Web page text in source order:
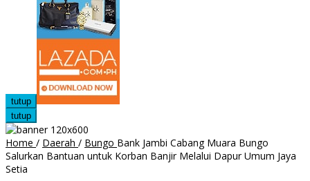
tutup
tutup
Home / Daerah / Bungo Bank Jambi Cabang Muara Bungo
Salurkan Bantuan untuk Korban Banjir Melalui Dapur Umum Jaya
Setia